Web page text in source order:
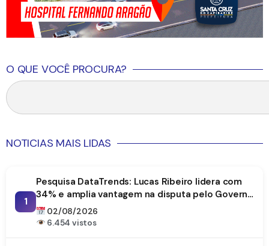
O QUE VOCÊ PROCURA?
NOTICIAS MAIS LIDAS
1
Pesquisa DataTrends: Lucas Ribeiro lidera com
34% e amplia vantagem na disputa pelo Governo
da Paraíba
02/08/2026
6.454 vistos